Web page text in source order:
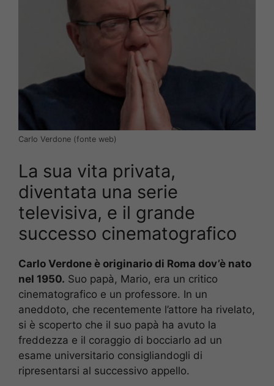
Carlo Verdone (fonte web)
La sua vita privata,
diventata una serie
televisiva, e il grande
successo cinematografico
Carlo Verdone è originario di Roma dov’è nato
nel 1950. Suo papà, Mario, era un critico
cinematografico e un professore. In un
aneddoto, che recentemente l’attore ha rivelato,
si è scoperto che il suo papà ha avuto la
freddezza e il coraggio di bocciarlo ad un
esame universitario consigliandogli di
ripresentarsi al successivo appello.